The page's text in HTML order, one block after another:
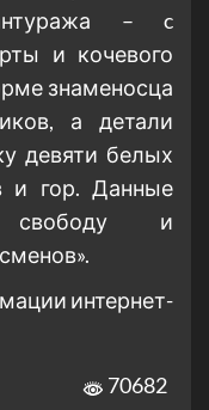
– c
и кочевого
знаменосца
а детали
девяти белых
и гор. Данные
свободу и
интернет-
70682